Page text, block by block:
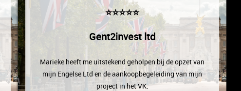
⭐⭐⭐⭐⭐
Gent2invest ltd
Marieke heeft me uitstekend geholpen bij de opzet van
mijn Engelse Ltd en de aankoopbegeleiding van mijn
project in het VK.